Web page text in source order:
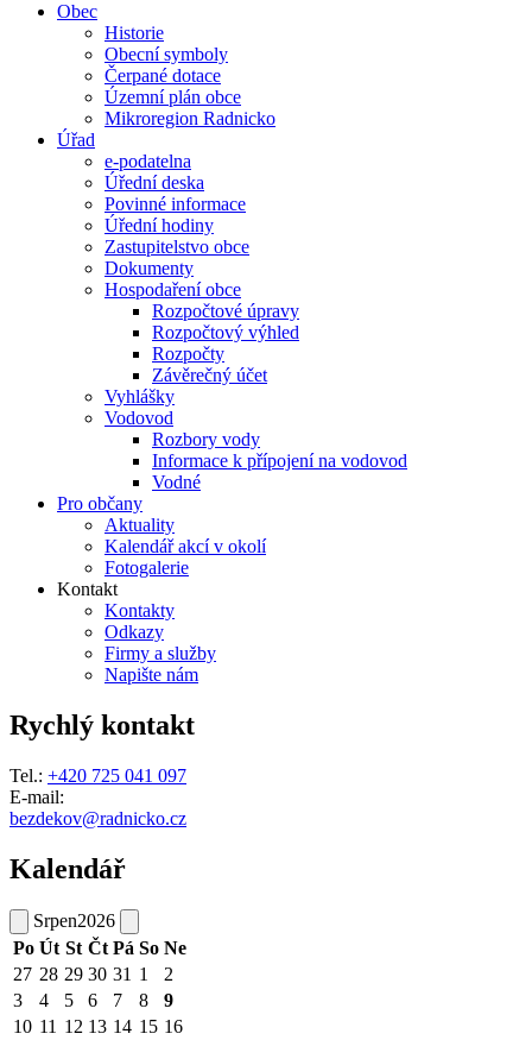
Obec
Historie
Obecní symboly
Čerpané dotace
Územní plán obce
Mikroregion Radnicko
Úřad
e-podatelna
Úřední deska
Povinné informace
Úřední hodiny
Zastupitelstvo obce
Dokumenty
Hospodaření obce
Rozpočtové úpravy
Rozpočtový výhled
Rozpočty
Závěrečný účet
Vyhlášky
Vodovod
Rozbory vody
Informace k přípojení na vodovod
Vodné
Pro občany
Aktuality
Kalendář akcí v okolí
Fotogalerie
Kontakt
Kontakty
Odkazy
Firmy a služby
Napište nám
Rychlý kontakt
Tel.: +420 725 041 097
E-mail:
bezdekov@radnicko.cz
Kalendář
Srpen2026
Po Út St Čt Pá So Ne
27 28 29 30 31 1
2
3
4 5 6 7 8
9
10 11 12 13 14 15 16